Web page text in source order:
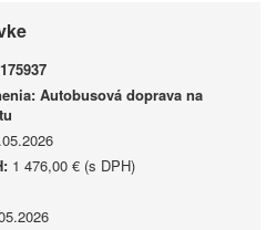
Autobusová doprava na
1 476,00 € (s DPH)